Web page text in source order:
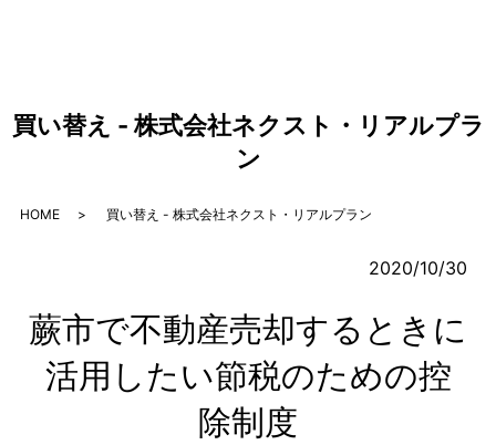
買い替え - 株式会社ネクスト・リアルプラ
ン
HOME 買い替え - 株式会社ネクスト・リアルプラン
2020/10/30
蕨市で不動産売却するときに
活用したい節税のための控
除制度